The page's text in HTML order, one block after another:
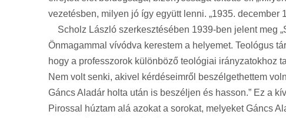
vezetésben, milyen jó így együtt lenni. „1935. december
Scholz László szerkesztésében 1939-ben jelent meg
Önmagammal vívódva kerestem a helyemet. Teológus
hogy a professzorok különböző teológiai irányzatokhoz
Nem volt senki, akivel kérdéseimről beszélgethettem
Gáncs Aladár holta után is beszéljen és hasson.” Ez a
Pirossal húztam alá azokat a sorokat, melyeket Gáncs